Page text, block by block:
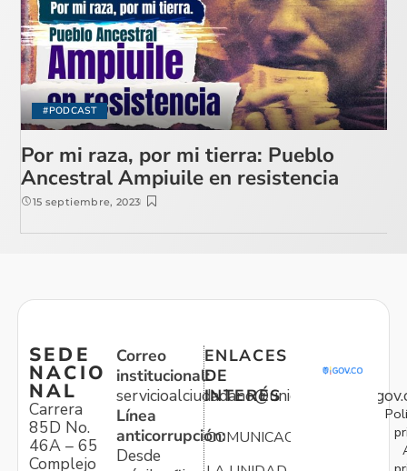
#PODCAST
Por mi raza, por mi tierra: Pueblo
Ancestral Ampiuile en resistencia
15 septiembre, 2023
SEDE
NACIO
NAL
Carrera
85D No.
46A – 65
Complejo
Correo
institucional:
Línea
anticorrupción:
Desde
ENLACES
DE
INTERÉS
COMUNICACIONES